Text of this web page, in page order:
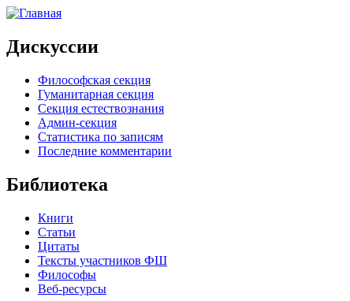
Дискуссии
Философская секция
Гуманитарная секция
Секция естествознания
Админ-секция
Статистика по записям
Последние комментарии
Библиотека
Книги
Статьи
Цитаты
Тексты участников ФШ
Философы
Веб-ресурсы